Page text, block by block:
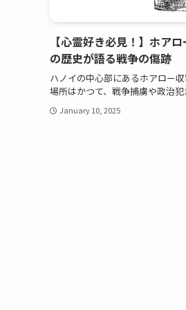
【心霊好き必見！】ホア
の歴史が語る戦争の傷跡
ハノイの中心部にあるホアロー
場所はかつて、戦争捕虜や政治犯
January 10, 2025